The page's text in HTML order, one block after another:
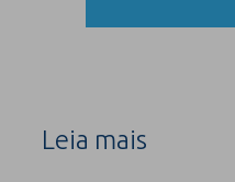
Leia mais